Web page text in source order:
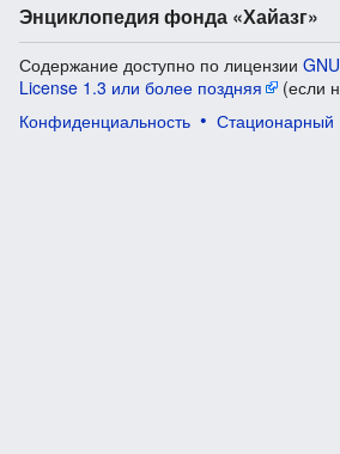
Энциклопедия фонда «Хайазг»
Содержание доступно по лицензии
License 1.3 или более поздняя
(если
Конфиденциальность
Стационарный